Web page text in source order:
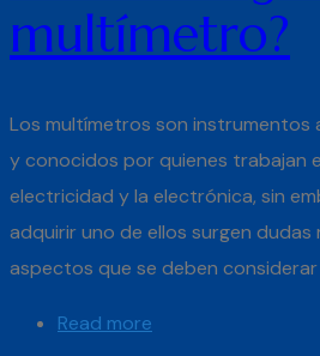
multímetro?
Los multímetros son instrumentos
y conocidos por quienes trabajan
electricidad y la electrónica, sin
adquirir uno de ellos surgen
aspectos que se deben considerar
Read more